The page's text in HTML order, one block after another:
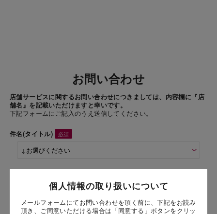
お問い合わせ
店舗サービスに関するお問い合わせにつきましては、内容欄に『店
舗名』を記載いただけますと幸いです。
下記フォームにご記入のうえ送信してください。
個人情報の取り扱いについて
メールフォームにてお問い合わせを頂く前に、下記をお読み
頂き、ご同意いただける場合は「同意する」ボタンをクリッ
件名(タイトル)
お問い合わせ時氏名